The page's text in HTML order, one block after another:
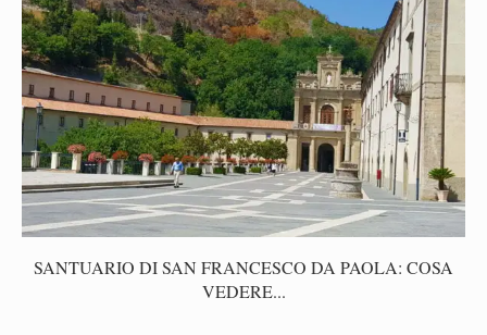
SANTUARIO DI SAN FRANCESCO DA PAOLA: COSA
VEDERE...